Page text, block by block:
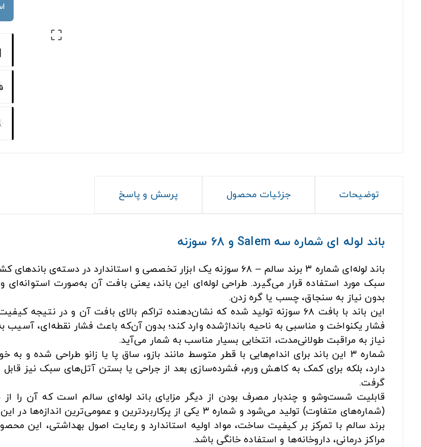

توضیحات جزئیات محصول پرسش و پاسخ
باند لوله ای شماره سه Salem و 68 سوزنه
باند لوله‌ای شماره ۳ برند سالم – ۶۸ سوزنه یک ابزار تخصصی و استاندارد در دسته‌ی باندهای کشی و فشاری است که برای تثبیت انواع
سبک مورد استفاده قرار می‌گیرد. طراحی لوله‌ای این باند، یعنی بافت آن به‌صورت
بدون نیاز به سنجاق، چسب یا گره زدن.
این باند با بافت ۶۸ سوزنه تولید شده که نشان‌دهنده تراکم بالای بافت آن و
فشار یکنواخت و مناسبی به ناحیه بانداژشده وارد کند؛ بدون آن‌که باعث فشار نقطه‌ای،
نیاز به مراقبت طولانی‌مدت، انتخابی بسیار مناسب به شمار می‌آید.
شماره ۳ این باند برای اندام‌هایی با قطر متوسط مانند بازو، ساق پا یا زانو طراحی
دارد، بلکه برای کمک به کاهش ورم، فشرده‌سازی بعد از جراحی یا بستن آتل‌های سبک نیز
گرفت.
قابلیت شست‌وشو و چندبار مصرف بودن از دیگر مزایای باند لوله‌ای سالم است که آن را
(شماره‌های متفاوت) تولید می‌شود و شماره ۳ یکی از پرکاربردترین و عمومی‌ترین اندازه‌ها در این گروه است.
برند سالم با تمرکز بر کیفیت ساخت، مواد اولیه استاندارد و رعایت اصول بهداشتی، این
مراکز درمانی، داروخانه‌ها و استفاده خانگی باشد.